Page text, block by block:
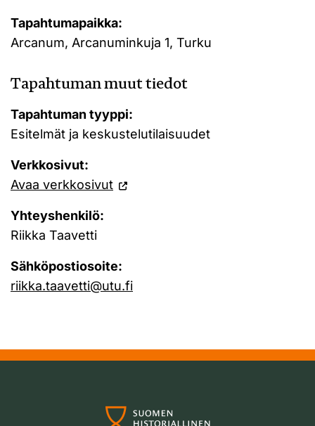
Tapahtumapaikka:
Arcanum, Arcanuminkuja 1, Turku
Tapahtuman muut tiedot
Tapahtuman tyyppi:
Esitelmät ja keskustelutilaisuudet
Verkkosivut:
Avaa verkkosivut
Yhteyshenkilö:
Riikka Taavetti
Sähköpostiosoite:
riikka.taavetti@utu.fi